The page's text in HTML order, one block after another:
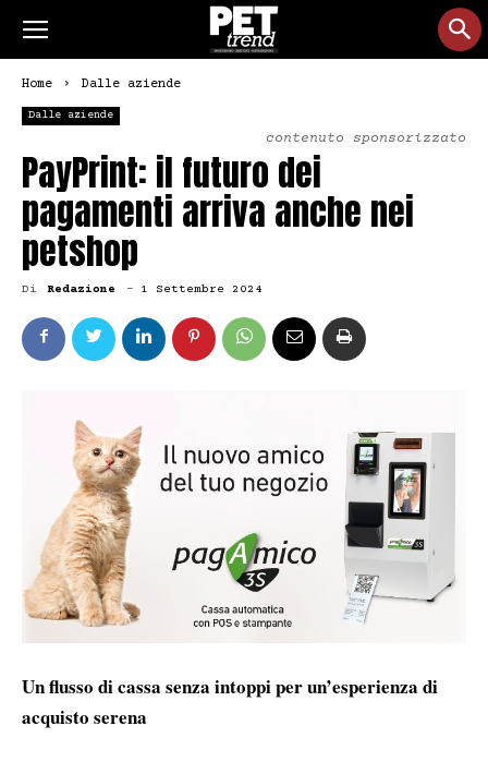
Home Dalle aziende
Dalle aziende
contenuto sponsorizzato
PayPrint: il futuro dei
pagamenti arriva anche nei
petshop
Di Redazione - 1 Settembre 2024
Un flusso di cassa senza intoppi per un’esperienza di
acquisto serena